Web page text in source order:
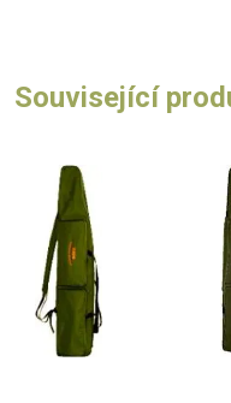
Související